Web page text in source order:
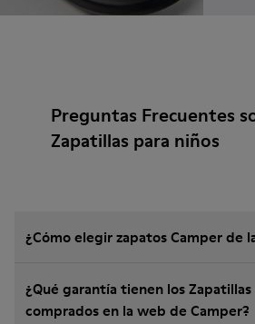
Preguntas Frecuentes
Zapatillas para niños
¿Cómo elegir zapatos Camper de
¿Qué garantía tienen los
comprados en la web de Camper?